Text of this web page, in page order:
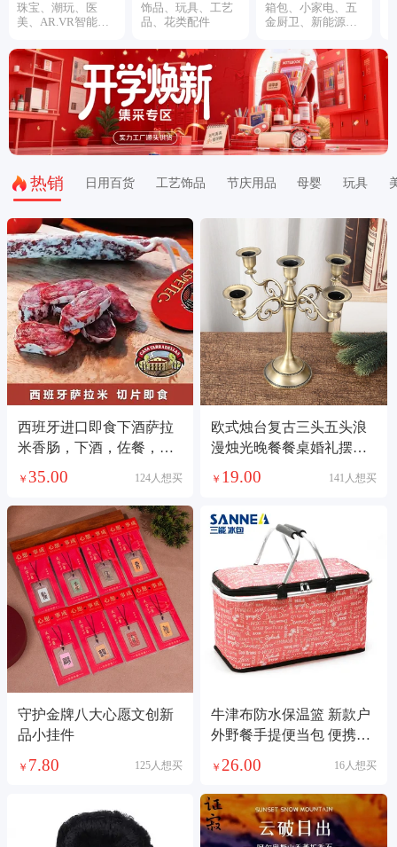
珠宝、潮玩、医
美、AR.VR智能装
饰品、玩具、工艺
品、花类配件
箱包、小家电、五
金厨卫、新能源、
热销 日用百货 工艺饰品 节庆用品 母婴 玩具
西班牙进口即食下酒萨拉
米香肠，下酒，佐餐，零
食都可以，由于是空运进
口，价格随季节有变化
￥ 35.00 124人想买
欧式烛台复古三头五头浪
漫烛光晚餐餐桌婚礼摆件
婚庆蜡烛台道具
￥ 19.00 141人想买
守护金牌八大心愿文创新
品小挂件
￥ 7.80 125人想买
牛津布防水保温篮 新款户
外野餐手提便当包 便携式
￥ 26.00 16人想买